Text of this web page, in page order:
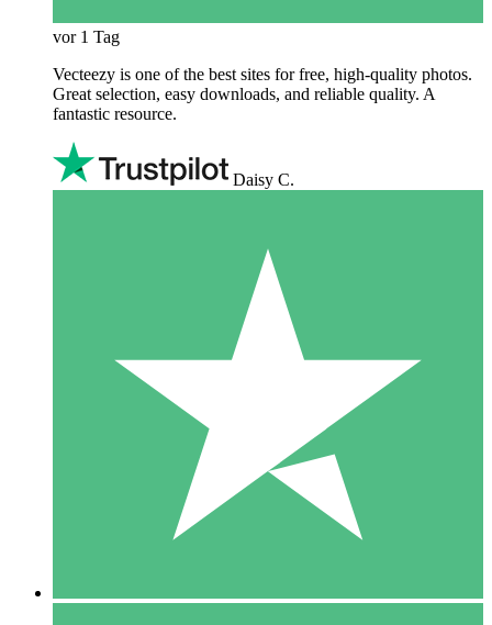
vor 1 Tag
Vecteezy is one of the best sites for free, high‑quality photos.
Great selection, easy downloads, and reliable quality. A
fantastic resource.
Daisy C.